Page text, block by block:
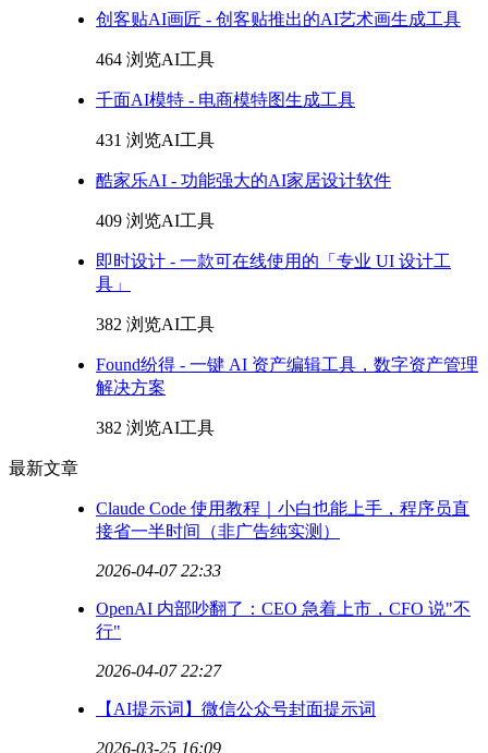
创客贴AI画匠 - 创客贴推出的AI艺术画生成工具
464 浏览AI工具
千面AI模特 - 电商模特图生成工具
431 浏览AI工具
酷家乐AI - 功能强大的AI家居设计软件
409 浏览AI工具
即时设计 - 一款可在线使用的「专业 UI 设计工
具」
382 浏览AI工具
Found纷得 - 一键 AI 资产编辑工具，数字资产管理
解决方案
382 浏览AI工具
最新文章
Claude Code 使用教程｜小白也能上手，程序员直
接省一半时间（非广告纯实测）
2026-04-07 22:33
OpenAI 内部吵翻了：CEO 急着上市，CFO 说"不
行"
2026-04-07 22:27
【AI提示词】微信公众号封面提示词
2026-03-25 16:09